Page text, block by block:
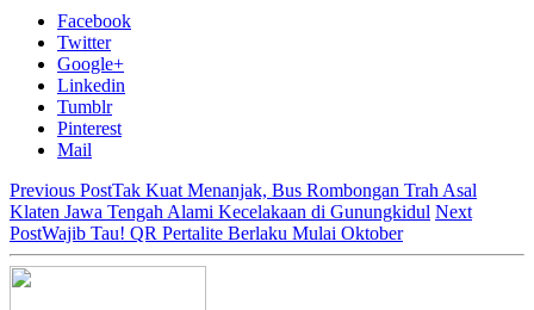
Facebook
Twitter
Google+
Linkedin
Tumblr
Pinterest
Mail
Previous PostTak Kuat Menanjak, Bus Rombongan Trah Asal
Klaten Jawa Tengah Alami Kecelakaan di Gunungkidul Next
PostWajib Tau! QR Pertalite Berlaku Mulai Oktober